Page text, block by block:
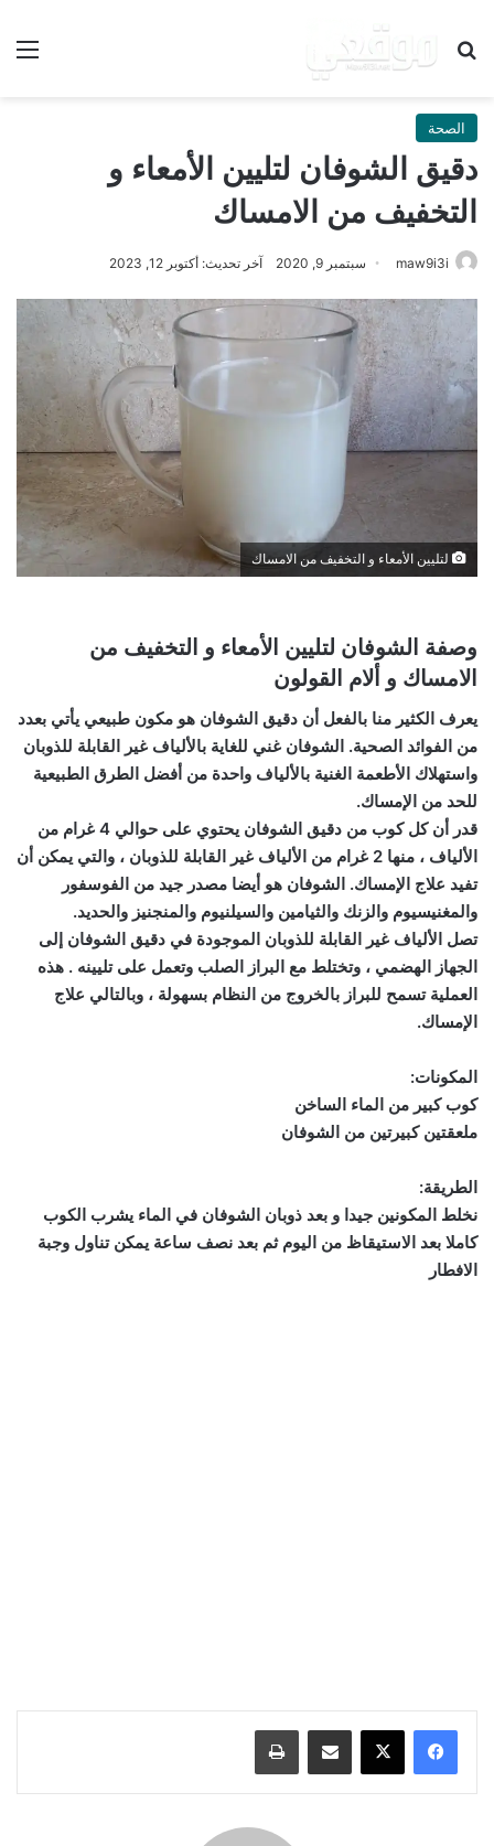
بحث عن
الصحة
دقيق الشوفان لتليين الأمعاء و
التخفيف من الامساك
maw9i3i سبتمبر 9, 2020 آخر تحديث: أكتوبر 12, 2023
لتليين الأمعاء و التخفيف من الامساك
وصفة الشوفان لتليين الأمعاء و التخفيف من
الامساك و ألام القولون
يعرف الكثير منا بالفعل أن دقيق الشوفان هو مكون طبيعي يأتي بعدد
من الفوائد الصحية. الشوفان غني للغاية بالألياف غير القابلة للذوبان
واستهلاك الأطعمة الغنية بالألياف واحدة من أفضل الطرق الطبيعية
للحد من الإمساك.
قدر أن كل كوب من دقيق الشوفان يحتوي على حوالي 4 غرام من
الألياف ، منها 2 غرام من الألياف غير القابلة للذوبان ، والتي يمكن أن
تفيد علاج الإمساك. الشوفان هو أيضا مصدر جيد من الفوسفور
والمغنيسيوم والزنك والثيامين والسيلنيوم والمنجنيز والحديد.
تصل الألياف غير القابلة للذوبان الموجودة في دقيق الشوفان إلى
الجهاز الهضمي ، وتختلط مع البراز الصلب وتعمل على تليينه . هذه
العملية تسمح للبراز بالخروج من النظام بسهولة ، وبالتالي علاج
الإمساك.
المكونات:
كوب كبير من الماء الساخن
ملعقتين كبيرتين من الشوفان
الطريقة:
نخلط المكونين جيدا و بعد ذوبان الشوفان في الماء يشرب الكوب
كاملا بعد الاستيقاظ من اليوم ثم بعد نصف ساعة يمكن تناول وجبة
الافطار
مشاركة عبر البريد طباعة